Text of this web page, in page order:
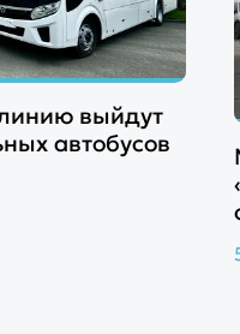
линию выйдут
автобусов